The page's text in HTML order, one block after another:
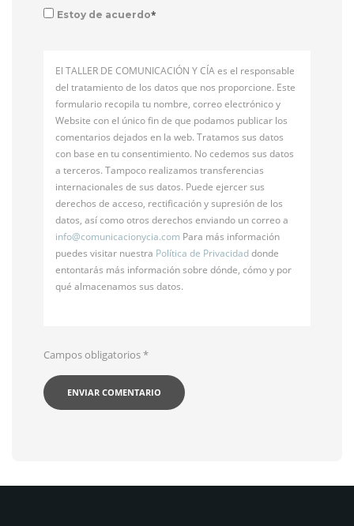
Estoy de acuerdo*
El TALLER DE COMUNICACIÓN Y CÍA es el responsable
del tratamiento de los datos que nos proporcione. Este
formulario recopila tu nombre, correo electrónico y
Website con el único fin de que podamos publicar los
comentarios dejados en la web. Tratamos sus datos
con base en tu consentimiento. No cedemos sus datos
a terceros. Tampoco realizamos transferencias
internacionales de sus datos. Puede ejercer sus
derechos de acceso, rectificación y supresión de los
datos, así como otros derechos enviando un correo a
info@comunicacionycia.com Para más información
puedes visitar nuestra Política de Privacidaddonde
entontarás más información sobre dónde, cómo y por
qué almacenamos sus datos.
Campos obligatorios*